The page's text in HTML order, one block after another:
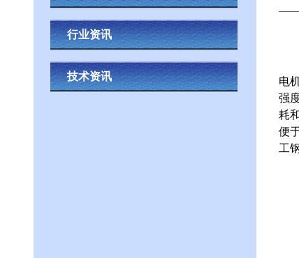
电
电
强
耗
便
工
行业资讯
技术资讯